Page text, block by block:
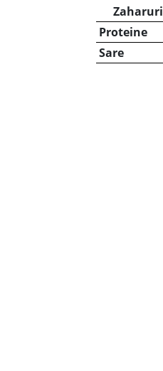
Zaharuri
Proteine
Sare